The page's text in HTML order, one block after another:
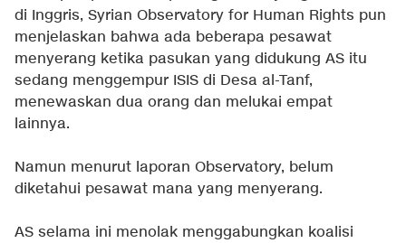
di Inggris, Syrian Observatory for Human Rights pun
menjelaskan bahwa ada beberapa pesawat
menyerang ketika pasukan yang didukung AS itu
sedang menggempur ISIS di Desa al-Tanf,
menewaskan dua orang dan melukai empat
lainnya.
Namun menurut laporan Observatory, belum
diketahui pesawat mana yang menyerang.
AS selama ini menolak menggabungkan koalisi